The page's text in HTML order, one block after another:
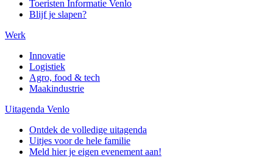
Toeristen Informatie Venlo
Blijf je slapen?
Werk
Innovatie
Logistiek
Agro, food & tech
Maakindustrie
Uitagenda Venlo
Ontdek de volledige uitagenda
Uitjes voor de hele familie
Meld hier je eigen evenement aan!